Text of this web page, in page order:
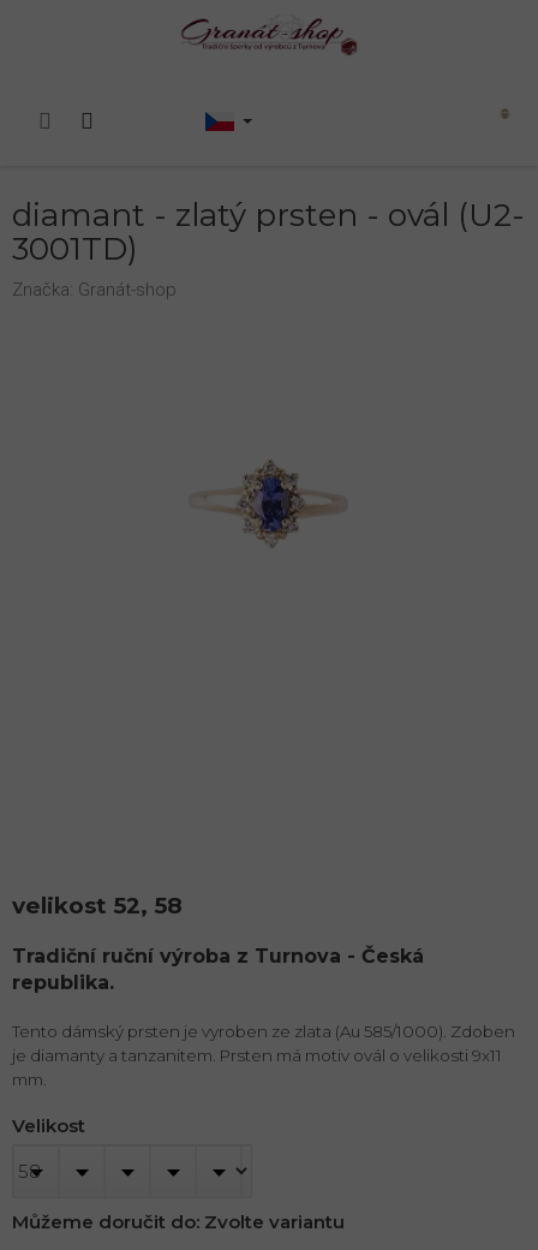
Nákupní
diamant - zlatý prsten - ovál (U2-
3001TD)
Značka: Granát-shop
Velikost
Můžeme doručit do: Zvolte variantu
velikost 52, 58
Tradiční ruční výroba z Turnova - Česká
republika.
Tento dámský prsten je vyroben ze zlata (Au 585/1000). Zdoben
je diamanty a tanzanitem. Prsten má motiv ovál o velikosti 9x11
mm.